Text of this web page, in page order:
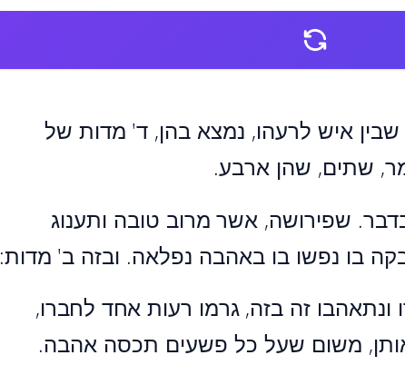
איש לרעהו, נמצא בהן, ד' מדות של
שתים, שהן ארבע.
שפירושה, אשר מרוב טובה ותענוג
בו נפשו בו באהבה נפלאה. ובזה ב' מדות:
זה בזה, גרמו רעות אחד לחברו,
משום שעל כל פשעים תכסה אהבה.